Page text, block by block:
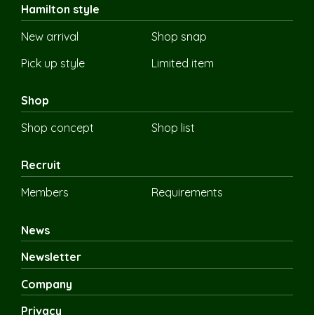
Hamilton style
New arrival
Shop snap
Pick up style
Limited item
Shop
Shop concept
Shop list
Recruit
Members
Requirements
News
Newsletter
Company
Privacy